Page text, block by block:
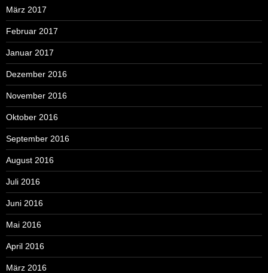
März 2017
Februar 2017
Januar 2017
Dezember 2016
November 2016
Oktober 2016
September 2016
August 2016
Juli 2016
Juni 2016
Mai 2016
April 2016
März 2016